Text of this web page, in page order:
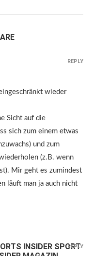
wieder
Sicht auf die
sich zum einem etwas
und zum
(z.B. wenn
Mir geht es zumindest
läuft man ja auch nicht
REPLY
INSIDER SPORT
REPLY